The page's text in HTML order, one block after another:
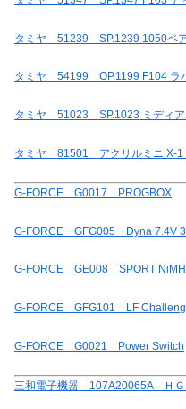
タミヤ 51239 SP.1239 1050ベア
タミヤ 54199 OP.1199 F104 ラ
タミヤ 51023 SP.1023 ミディア
タミヤ 81501 アクリルミニ X-1
G-FORCE G0017 PROGBOX
G-FORCE GFG005 Dyna 7.4V
G-FORCE GE008 SPORT NiMH
G-FORCE GFG101 LF
G-FORCE G0021 Power Switch
三和電子機器 107A20065A ＨＧ